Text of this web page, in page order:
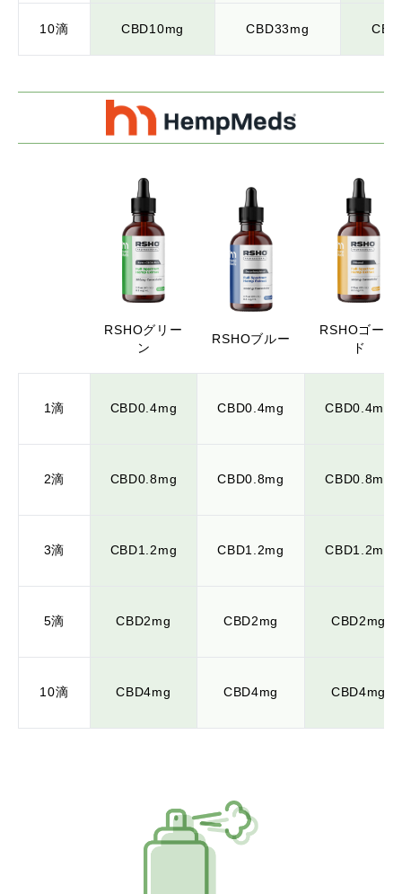
10滴 CBD10mg CBD33mg
RSHOグリー
ン
RSHOブルー
RSHOゴール
ド
1滴 CBD0.4mg CBD0.4mg CBD0.4mg
2滴 CBD0.8mg CBD0.8mg CBD0.8mg
3滴 CBD1.2mg CBD1.2mg CBD1.2mg
5滴 CBD2mg CBD2mg CBD2mg
10滴 CBD4mg CBD4mg CBD4mg